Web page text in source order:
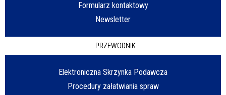
Formularz kontaktowy
Newsletter
PRZEWODNIK
Elektroniczna Skrzynka Podawcza
Procedury załatwiania spraw